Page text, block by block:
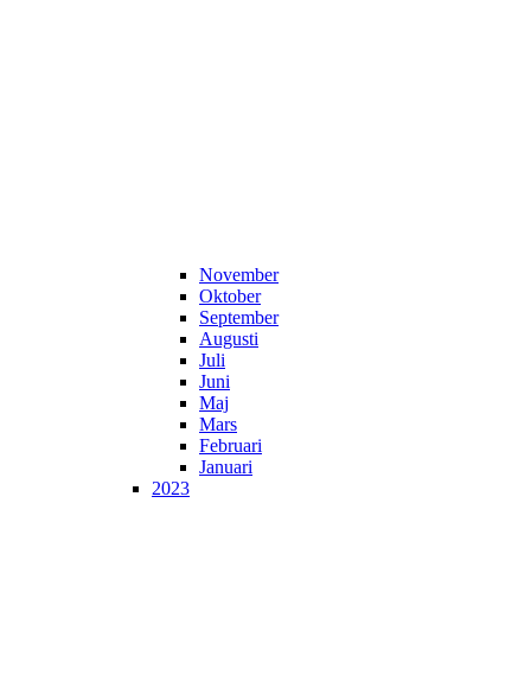
November
Oktober
September
Augusti
Juli
Juni
Maj
Mars
Februari
Januari
2023